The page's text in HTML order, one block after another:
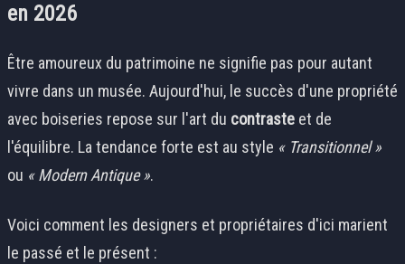
en 2026
Être amoureux du patrimoine ne signifie pas pour autant
vivre dans un musée. Aujourd'hui, le succès d'une propriété
avec boiseries repose sur l'art du contraste et de
l'équilibre. La tendance forte est au style « Transitionnel »
ou « Modern Antique ».
Voici comment les designers et propriétaires d'ici marient
le passé et le présent :